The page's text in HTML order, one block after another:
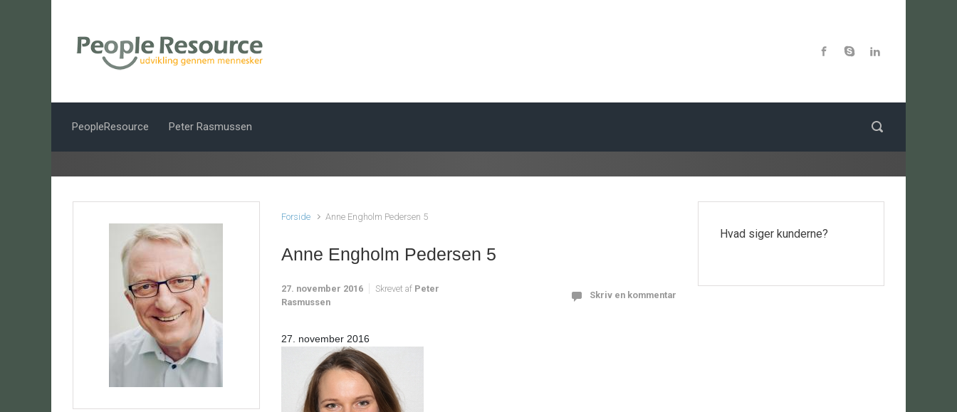
PeopleResource Peter Rasmussen
Forside Anne Engholm Pedersen 5
Anne Engholm Pedersen 5
27. november 2016 Skrevet af Peter
Rasmussen
Skriv en kommentar
27. november 2016
Hvad siger kunderne?